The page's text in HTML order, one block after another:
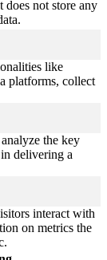
does not store any
like
platforms, collect
the key
delivering a
interact with
on metrics the